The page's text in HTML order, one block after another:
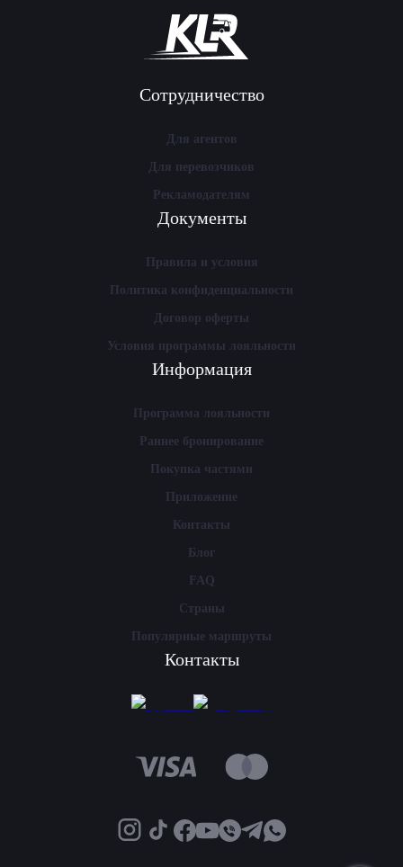
Сотрудничество
Для агентов
Для перевозчиков
Рекламодателям
Документы
Правила и условия
Политика конфиденциальности
Договор оферты
Условия программы лояльности
Информация
Программа лояльности
Раннее бронирование
Покупка частями
Приложение
Контакты
Блог
FAQ
Страны
Популярные маршруты
Контакты